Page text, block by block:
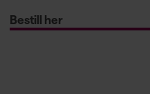
Bestill her